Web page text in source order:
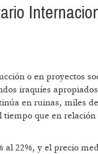
o en proyectos
iraquíes
en ruinas, miles
que en
22%, y el precio